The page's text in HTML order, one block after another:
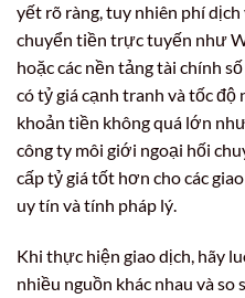
yết rõ ràng, tuy nhiên phí dịch
chuyển tiền trực tuyến như
hoặc các nền tảng tài chính
có tỷ giá cạnh tranh và tốc độ
khoản tiền không quá lớn
công ty môi giới ngoại hối
cấp tỷ giá tốt hơn cho các
uy tín và tính pháp lý.
Khi thực hiện giao dịch, hãy
nhiều nguồn khác nhau và so